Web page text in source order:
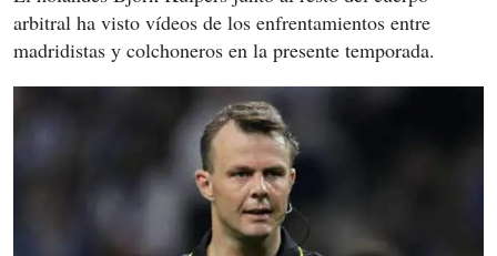
arbitral ha visto vídeos de los enfrentamientos entre
madridistas y colchoneros en la presente temporada.